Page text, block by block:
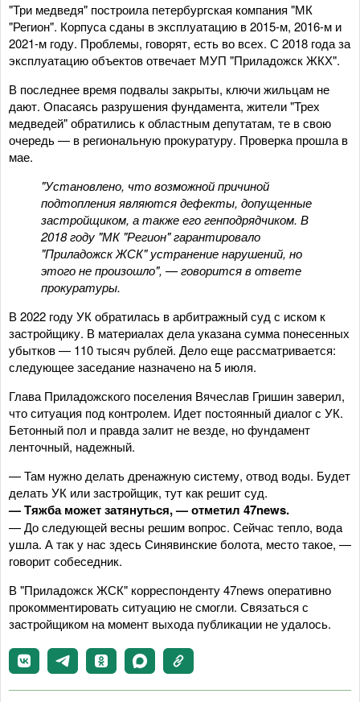
"Три медведя" построила петербургская компания "МК
"Регион". Корпуса сданы в эксплуатацию в 2015-м, 2016-м и
2021-м году. Проблемы, говорят, есть во всех. С 2018 года за
эксплуатацию объектов отвечает МУП "Приладожск ЖКХ".
В последнее время подвалы закрыты, ключи жильцам не
дают. Опасаясь разрушения фундамента, жители "Трех
медведей" обратились к областным депутатам, те в свою
очередь — в региональную прокуратуру. Проверка прошла в
мае.
"Установлено, что возможной причиной
подтопления являются дефекты, допущенные
застройщиком, а также его генподрядчиком. В
2018 году "МК "Регион" гарантировало
"Приладожск ЖСК" устранение нарушений, но
этого не произошло", — говорится в ответе
прокуратуры.
В 2022 году УК обратилась в арбитражный суд с иском к
застройщику. В материалах дела указана сумма понесенных
убытков — 110 тысяч рублей. Дело еще рассматривается:
следующее заседание назначено на 5 июля.
Глава Приладожского поселения Вячеслав Гришин заверил,
что ситуация под контролем. Идет постоянный диалог с УК.
Бетонный пол и правда залит не везде, но фундамент
ленточный, надежный.
— Там нужно делать дренажную систему, отвод воды. Будет
делать УК или застройщик, тут как решит суд.
— Тяжба может затянуться, — отметил 47news.
— До следующей весны решим вопрос. Сейчас тепло, вода
ушла. А так у нас здесь Синявинские болота, место такое, —
говорит собеседник.
В "Приладожск ЖСК" корреспонденту 47news оперативно
прокомментировать ситуацию не смогли. Связаться с
застройщиком на момент выхода публикации не удалось.